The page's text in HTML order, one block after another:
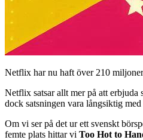
Netflix har nu haft över 210
Netflix satsar allt mer på att
dock satsningen vara långsiktig
Om vi ser på det ur ett svenskt
femte plats hittar vi Too Hot to